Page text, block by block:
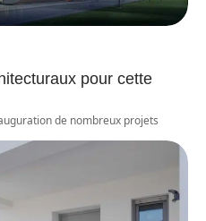
pour cette
de nombreux projets